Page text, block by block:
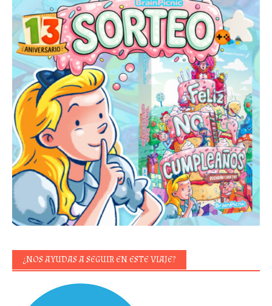
¿NOS AYUDAS A SEGUIR EN ESTE VIAJE?